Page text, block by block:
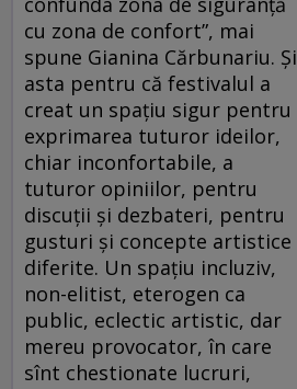
cu zona de confort”, mai
spune Gianina Cărbunariu. Și
asta pentru că festivalul a
creat un spațiu sigur pentru
exprimarea tuturor ideilor,
chiar inconfortabile, a
tuturor opiniilor, pentru
discuții și dezbateri, pentru
gusturi și concepte artistice
diferite. Un spațiu incluziv,
non-elitist, eterogen ca
public, eclectic artistic, dar
mereu provocator, în care
sînt chestionate lucruri,